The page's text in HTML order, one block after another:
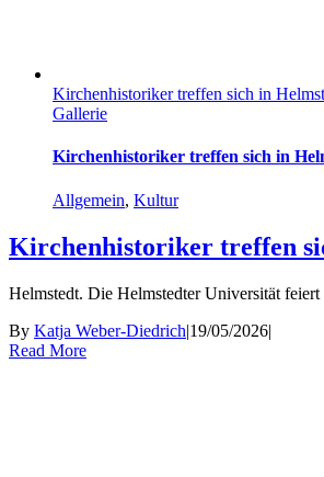
Kirchenhistoriker treffen sich in
Gallerie
Kirchenhistoriker treffen sich in
Allgemein, Kultur
Kirchenhistoriker treffen
Helmstedt. Die Helmstedter Universität
By Katja Weber-Diedrich|19/05/2026|
Read More